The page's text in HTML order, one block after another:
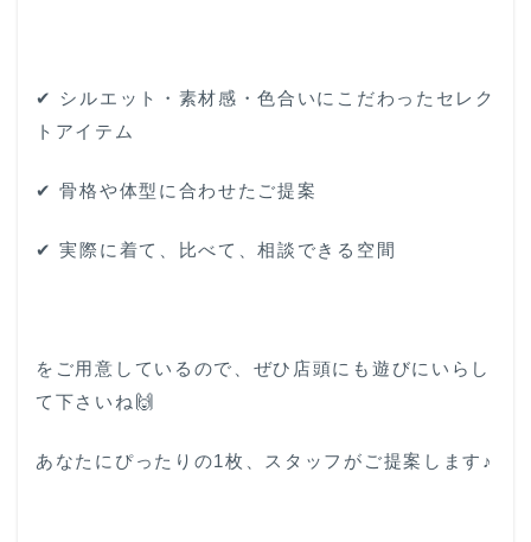
✔ シルエット・素材感・色合いにこだわったセレク
トアイテム
✔ 骨格や体型に合わせたご提案
✔ 実際に着て、比べて、相談できる空間
をご用意しているので、ぜひ店頭にも遊びにいらし
て下さいね🙌
あなたにぴったりの1枚、スタッフがご提案します♪